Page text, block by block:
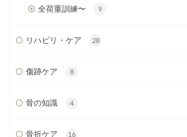
全荷重訓練〜 9
リハビリ・ケア 28
傷跡ケア 8
骨の知識 4
骨折ケア 16